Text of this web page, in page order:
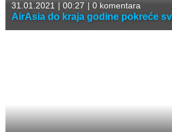
31.01.2021 | 00:27 | 0 komentara
AirAsia do kraja godine pokreće